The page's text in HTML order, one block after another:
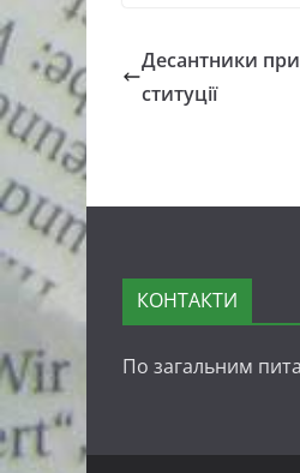
Десантники
ституції
КОНТАКТИ
По загальним